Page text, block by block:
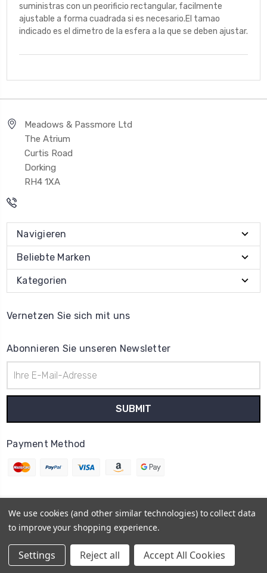
suministras con un peorificio rectangular, facilmente
ajustable a forma cuadrada si es necesario.El tamao
indicado es el dimetro de la esfera a la que se deben ajustar.
Meadows & Passmore Ltd
The Atrium
Curtis Road
Dorking
RH4 1XA
Navigieren
Beliebte Marken
Kategorien
Vernetzen Sie sich mit uns
Abonnieren Sie unseren Newsletter
Mail-
Adresse
Payment Method
© 2026 Uhrenteile Lager
Powered byBigCommerce
BigCommerce Theme by1Center
We use cookies (and other similar technologies) to collect data
to improve your shopping experience.
Settings Reject all Accept All Cookies